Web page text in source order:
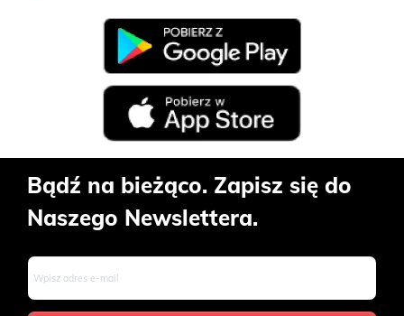
Bądź na bieżąco. Zapisz się do
Naszego Newslettera.